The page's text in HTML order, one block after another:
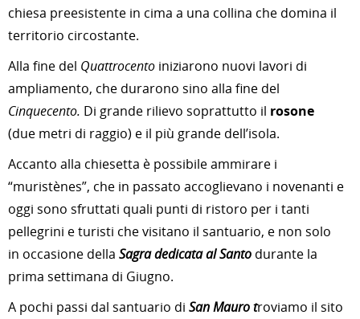
chiesa preesistente in cima a una collina che domina il
territorio circostante.
Alla fine del Quattrocento iniziarono nuovi lavori di
ampliamento, che durarono sino alla fine del
Cinquecento. Di grande rilievo soprattutto il rosone
(due metri di raggio) e il più grande dell’isola.
Accanto alla chiesetta è possibile ammirare i
“muristènes”, che in passato accoglievano i novenanti e
oggi sono sfruttati quali punti di ristoro per i tanti
pellegrini e turisti che visitano il santuario, e non solo
in occasione della Sagra dedicata al Santo durante la
prima settimana di Giugno.
A pochi passi dal santuario di San Mauro troviamo il sito